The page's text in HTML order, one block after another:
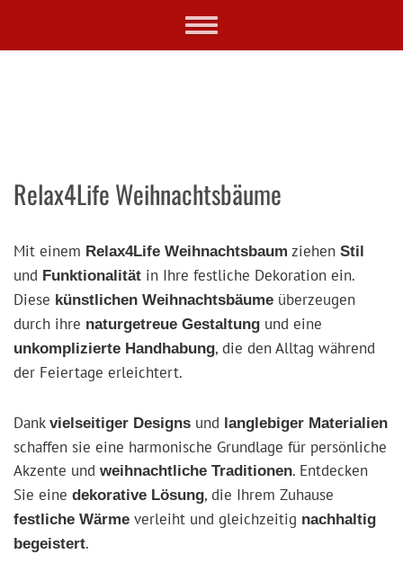
Toggle
Relax4Life Weihnachtsbäume
Mit einem Relax4Life Weihnachtsbaum ziehen Stil
und Funktionalität in Ihre festliche Dekoration ein.
Diese künstlichen Weihnachtsbäume überzeugen
durch ihre naturgetreue Gestaltung und eine
unkomplizierte Handhabung, die den Alltag während
der Feiertage erleichtert.
Dank vielseitiger Designs und langlebiger Materialien
schaffen sie eine harmonische Grundlage für persönliche
Akzente und weihnachtliche Traditionen. Entdecken
Sie eine dekorative Lösung, die Ihrem Zuhause
festliche Wärme verleiht und gleichzeitig nachhaltig
begeistert.